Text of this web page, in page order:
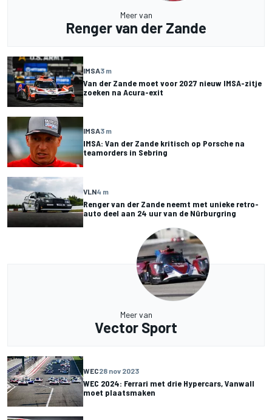
Meer van
Renger van der Zande
IMSA3 m
Van der Zande moet voor 2027 nieuw IMSA-zitje
zoeken na Acura-exit
IMSA3 m
IMSA: Van der Zande kritisch op Porsche na
teamorders in Sebring
VLN4 m
Renger van der Zande neemt met unieke retro-
auto deel aan 24 uur van de Nürburgring
Meer van
Vector Sport
WEC28 nov 2023
WEC 2024: Ferrari met drie Hypercars, Vanwall
moet plaatsmaken